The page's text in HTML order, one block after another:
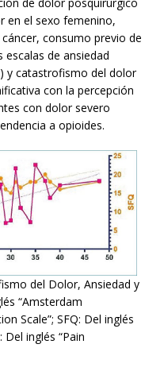
en el sexo femenino,
consumo previo de
escalas de ansiedad
y catastrofismo del dolor
con la percepción
con dolor severo
a opioides.
del Dolor, Ansiedad y
“Amsterdam
Scale”; SFQ: Del inglés
Del inglés “Pain